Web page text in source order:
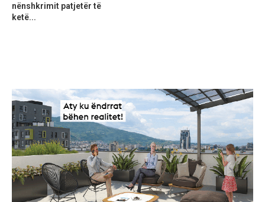
nënshkrimit patjetër të
ketë...